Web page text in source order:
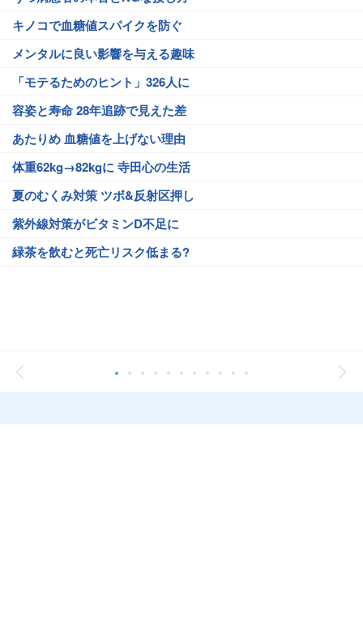
キノコで血糖値スパイクを防ぐ
メンタルに良い影響を与える趣味
「モテるためのヒント」326人に
容姿と寿命 28年追跡で見えた差
あたりめ 血糖値を上げない理由
体重62kg→82kgに 寺田心の生活
夏のむくみ対策 ツボ&反射区押し
紫外線対策がビタミンD不足に
緑茶を飲むと死亡リスク低まる?